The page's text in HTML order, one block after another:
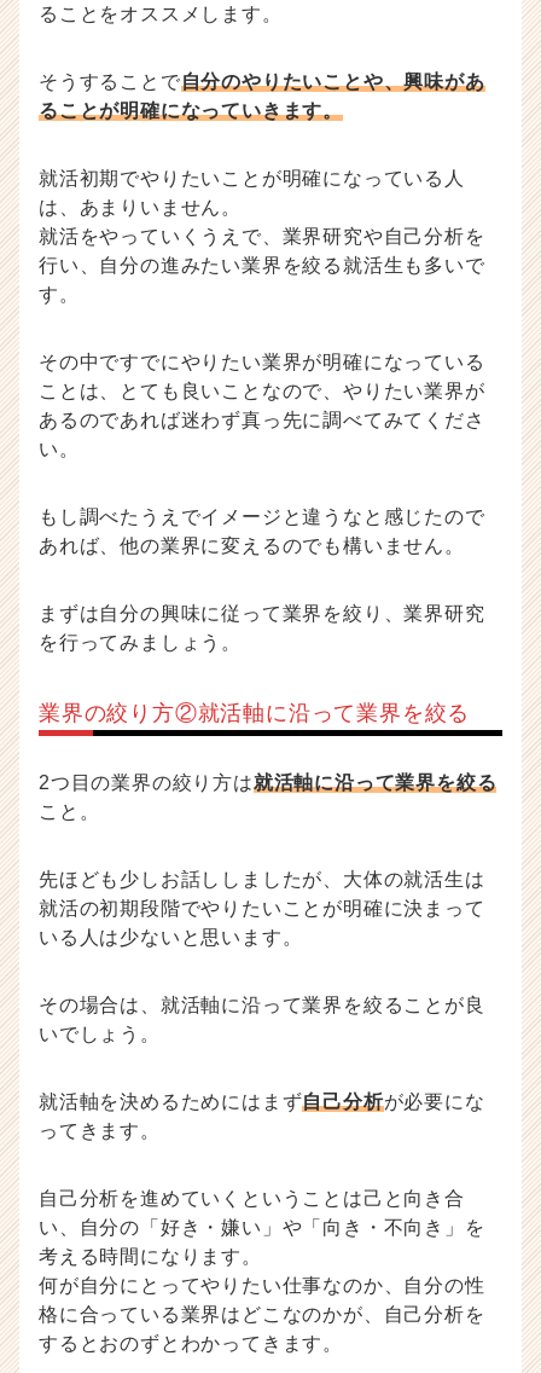
ることをオススメします。
そうすることで自分のやりたいことや、興味があ
ることが明確になっていきます。
就活初期でやりたいことが明確になっている人
は、あまりいません。
就活をやっていくうえで、業界研究や自己分析を
行い、自分の進みたい業界を絞る就活生も多いで
す。
その中ですでにやりたい業界が明確になっている
ことは、とても良いことなので、やりたい業界が
あるのであれば迷わず真っ先に調べてみてくださ
い。
もし調べたうえでイメージと違うなと感じたので
あれば、他の業界に変えるのでも構いません。
まずは自分の興味に従って業界を絞り、業界研究
を行ってみましょう。
業界の絞り方②就活軸に沿って業界を絞る
2つ目の業界の絞り方は就活軸に沿って業界を絞る
こと。
先ほども少しお話ししましたが、大体の就活生は
就活の初期段階でやりたいことが明確に決まって
いる人は少ないと思います。
その場合は、就活軸に沿って業界を絞ることが良
いでしょう。
就活軸を決めるためにはまず自己分析が必要にな
ってきます。
自己分析を進めていくということは己と向き合
い、自分の「好き・嫌い」や「向き・不向き」を
考える時間になります。
何が自分にとってやりたい仕事なのか、自分の性
格に合っている業界はどこなのかが、自己分析を
するとおのずとわかってきます。